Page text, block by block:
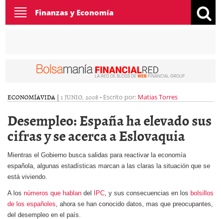
Toggle
navigation
Finanzas y Economía
ECONOMÍAVIDA | 1 JUNIO, 2008- Escrito por: Matias Torres
Desempleo: España ha elevado sus
cifras y se acerca a Eslovaquia
Mientras el Gobierno busca salidas para reactivar la economía
española, algunas estadísticas marcan a las claras la situación que se
está viviendo.
A los números que hablan del IPC, y sus consecuencias en los bolsillos
de los españoles, ahora se han conocido datos, mas que preocupantes,
del desempleo en el país.